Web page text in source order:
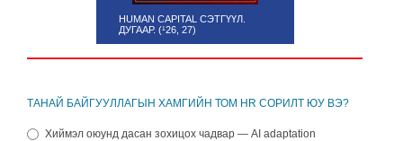
HUMAN CAPITAL СЭТГҮҮЛ.
ДУГААР. (¹26, 27)
ТАНАЙ БАЙГУУЛЛАГЫН ХАМГИЙН ТОМ HR СОРИЛТ ЮУ ВЭ?
Хиймэл оюунд дасан зохицох чадвар — AI adaptation